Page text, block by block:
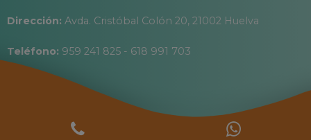
Dirección: Avda. Cristóbal Colón 20, 21002 Huelva
Teléfono: 959 241 825 - 618 991 703